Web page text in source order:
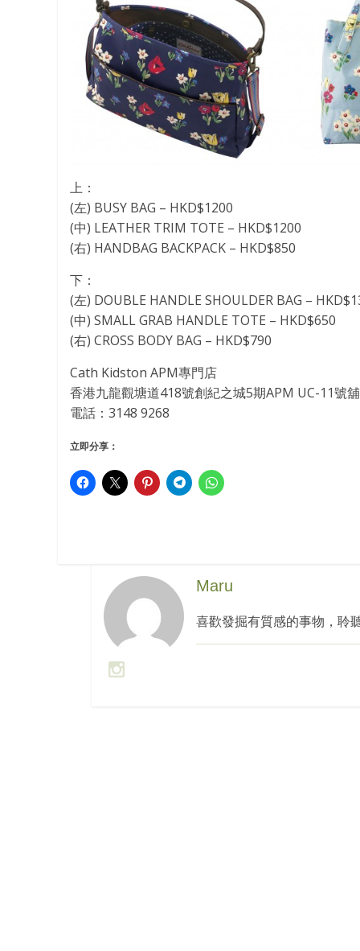
上：
(左) BUSY BAG – HKD$1200
(中) LEATHER TRIM TOTE – HKD$1200
(右) HANDBAG BACKPACK – HKD$850
下：
(左) DOUBLE HANDLE SHOULDER BAG –
(中) SMALL GRAB HANDLE TOTE – HKD$650
(右) CROSS BODY BAG – HKD$790
Cath Kidston APM專門店
香港九龍觀塘道418號創紀之城5期APM UC-11號舖
電話：3148 9268
立即分享：
Maru
喜歡發掘有質感的事物，聆